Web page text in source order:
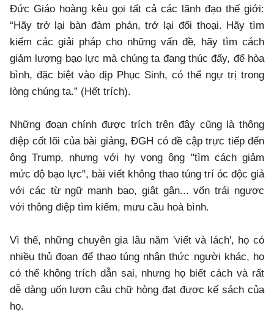
Đức Giáo hoàng kêu gọi tất cả các lãnh đạo thế giới:
“Hãy trở lại bàn đàm phán, trở lại đối thoại. Hãy tìm
kiếm các giải pháp cho những vấn đề, hãy tìm cách
giảm lượng bạo lực mà chúng ta đang thúc đẩy, để hòa
bình, đặc biệt vào dịp Phục Sinh, có thể ngự trị trong
lòng chúng ta.” (Hết trích).
Những đoạn chính được trích trên đây cũng là thông
điệp cốt lõi của bài giảng, ĐGH có đề cập trực tiếp đến
ông Trump, nhưng với hy vọng ông "tìm cách giảm
mức độ bạo lực", bài viết không thao túng trí óc độc giả
với các từ ngữ mạnh bạo, giật gân... vốn trái ngược
với thông điệp tìm kiếm, mưu cầu hoà bình.
Vì thế, những chuyên gia lâu năm 'viết và lách', họ có
nhiều thủ đoạn để thao túng nhận thức người khác, họ
có thể không trích dẫn sai, nhưng họ biết cách và rất
dễ dàng uốn lượn câu chữ hòng đạt được kế sách của
họ.